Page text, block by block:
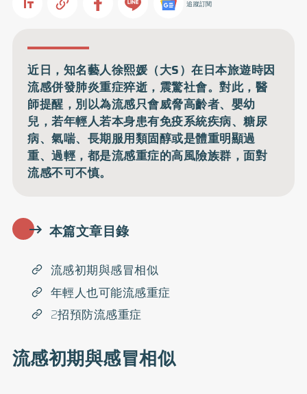
追蹤訂閱
近日，知名藝人徐熙媛（大S）在日本旅遊時因
流感併發肺炎重症猝逝，震驚社會。對此，醫
師提醒，別以為流感只會威脅高齡者、嬰幼
兒，若年輕人若本身患有免疫系統疾病、糖尿
病、氣喘、長期服用類固醇或是體重明顯過
重、過輕，都是流感重症的高風險族群，面對
流感不可不慎。
本篇文章目錄
流感初期與感冒相似
年輕人也可能流感重症
2招預防流感重症
流感初期與感冒相似